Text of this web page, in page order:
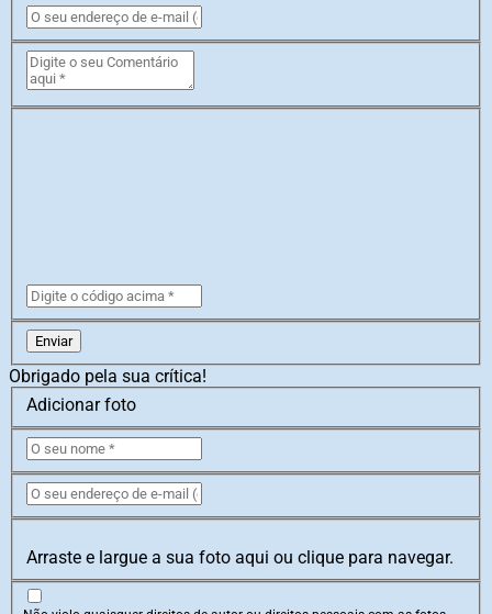
Enviar
Obrigado pela sua crítica!
Adicionar foto
Arraste e largue a sua foto aqui ou clique para navegar.